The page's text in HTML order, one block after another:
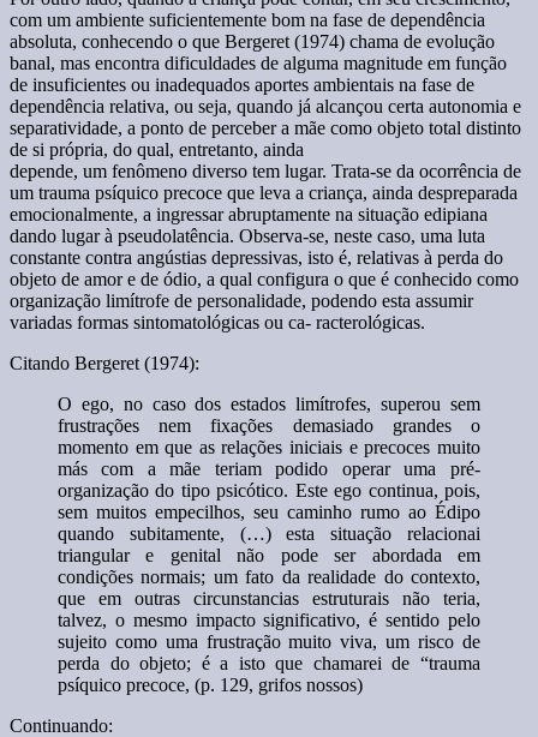
com um ambiente suficientemente bom na fase de dependência
absoluta, conhecendo o que Bergeret (1974) chama de evolução
banal, mas encontra dificuldades de alguma magnitude em função
de insuficientes ou inadequados aportes ambientais na fase de
dependência relativa, ou seja, quando já alcançou certa autonomia e
separatividade, a ponto de perceber a mãe como objeto total distinto
de si própria, do qual, entretanto, ainda
depende, um fenômeno diverso tem lugar. Trata-se da ocorrência de
um trauma psíquico precoce que leva a criança, ainda despreparada
emocionalmente, a ingressar abruptamente na situação edipiana
dando lugar à pseudolatência. Observa-se, neste caso, uma luta
constante contra angústias depressivas, isto é, relativas à perda do
objeto de amor e de ódio, a qual configura o que é conhecido como
organização limítrofe de personalidade, podendo esta assumir
variadas formas sintomatológicas ou ca- racterológicas.
Citando Bergeret (1974):
O ego, no caso dos estados limítrofes, superou sem
frustrações nem fixações demasiado grandes o
momento em que as relações iniciais e precoces muito
más com a mãe teriam podido operar uma pré-
organização do tipo psicótico. Este ego continua, pois,
sem muitos empecilhos, seu caminho rumo ao Édipo
quando subitamente, (…) esta situação relacionai
triangular e genital não pode ser abordada em
condições normais; um fato da realidade do contexto,
que em outras circunstancias estruturais não teria,
talvez, o mesmo impacto significativo, é sentido pelo
sujeito como uma frustração muito viva, um risco de
perda do objeto; é a isto que chamarei de “trauma
psíquico precoce, (p. 129, grifos nossos)
Continuando: